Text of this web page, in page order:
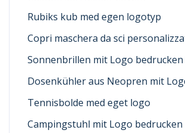
Rubiks kub med egen logotyp
Copri maschera da sci
Sonnenbrillen mit Logo bedrucken
Dosenkühler aus Neopren mit
Tennisbolde med eget logo
Campingstuhl mit Logo bedrucken